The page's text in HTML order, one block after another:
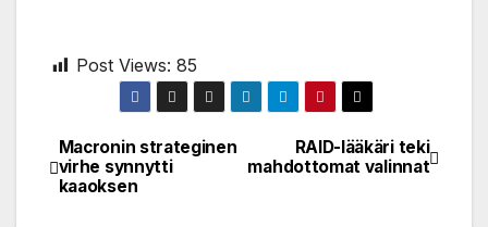
Post Views: 85
Post
navigation
RAID-lääkäri teki
mahdottomat valinnat
Macronin strateginen
virhe synnytti
kaaoksen